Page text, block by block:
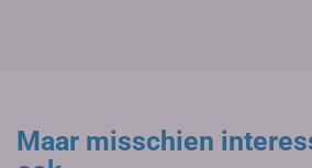
Maar misschien